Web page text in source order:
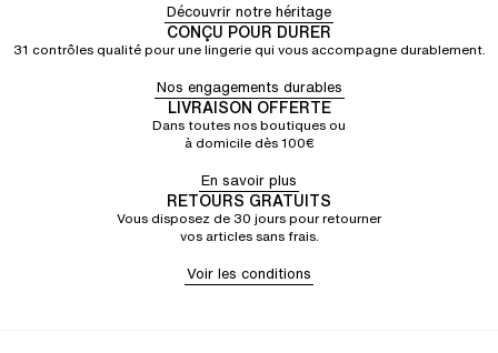
Découvrir notre héritage
CONÇU POUR DURER
31 contrôles qualité pour une lingerie qui vous accompagne durablement.
Nos engagements durables
LIVRAISON OFFERTE
Dans toutes nos boutiques ou
à domicile dès 100€
En savoir plus
RETOURS GRATUITS
Vous disposez de 30 jours pour retourner
vos articles sans frais.
Voir les conditions